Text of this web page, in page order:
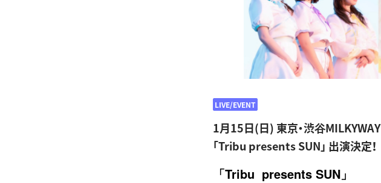
LIVE/EVENT
1月15日(日) 東京・渋谷MILKYWAY
「Tribu presents SUN」 出演決定！
「Tribu presents SUN」